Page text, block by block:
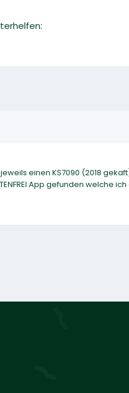
einen KS7090 (2018
App gefunden welche